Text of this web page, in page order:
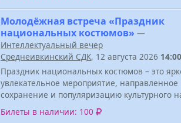
Молодёжная встреча «Праздник
национальных костюмов» —
Интеллектуальный вечер
Среднеивкинский СДК, 12 августа 2026 14:00
Праздник национальных костюмов – это
увлекательное мероприятие, направленное
сохранение и популяризацию культурного
Билеты в наличии: 100